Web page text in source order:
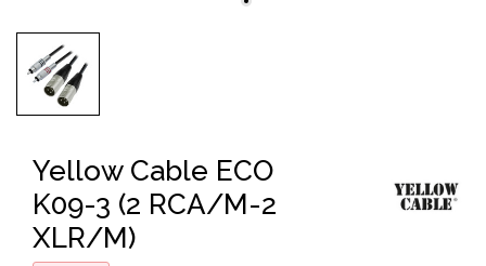
Yellow Cable ECO
K09-3 (2 RCA/M-2
XLR/M)